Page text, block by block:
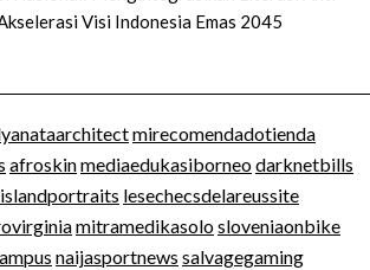
Visi Indonesia Emas 2045
mirecomendadotienda
afroskinmediaedukasiborneodarknetbills
lesechecsdelareussite
mitramedikasolosloveniaonbike
naijasportnews salvagegaming